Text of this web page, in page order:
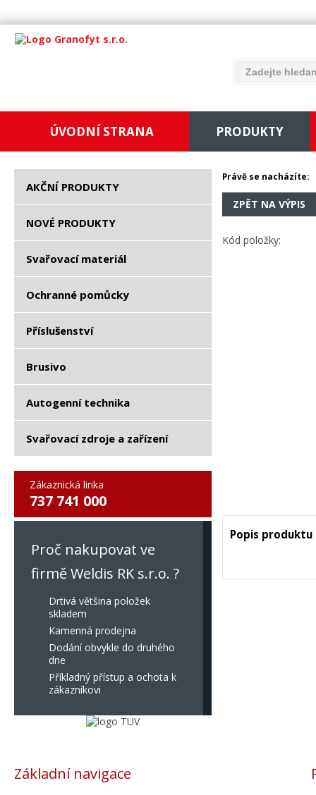
ÚVODNÍ STRANA PRODUKTY
AKČNÍ PRODUKTY
NOVÉ PRODUKTY
Svařovací materiál
Ochranné pomůcky
Příslušenství
Brusivo
Autogenní technika
Svařovací zdroje a zařízení
Zákaznická linka
737 741 000
Proč nakupovat ve
firmě Weldis RK s.r.o. ?
Drtivá většina položek
skladem
Kamenná prodejna
Dodání obvykle do druhého
dne
Příkladný přístup a ochota k
zákazníkovi
Právě se nacházíte:
ZPĚT NA VÝPIS
Kód položky:
Popis produktu
Základní navigace